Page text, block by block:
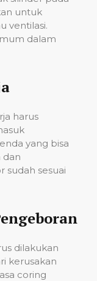
untuk
ventilasi.
dalam
harus
yang bisa
dan
sudah sesuai
dilakukan
kerusakan
coring